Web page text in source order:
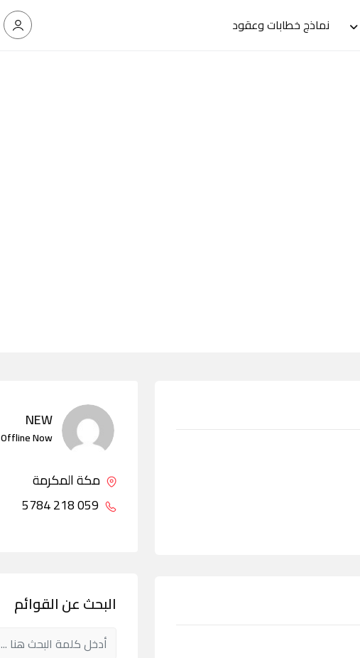
نماذج خطابات وعقود
NEW
Offline Now
مكة المكرمة
البحث عن القوائم